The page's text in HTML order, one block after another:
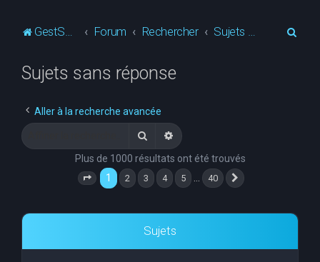
GestSup.fr Forum Rechercher
Sujets sans réponse
Aller à la recherche avancée
RechercherRecherche avancée
Plus de 1000 résultats ont été trouvés
Page 1 sur 40
1 2 3 4 5 40
Sujets